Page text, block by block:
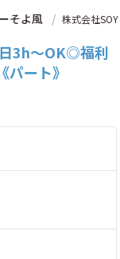
そよ風
株式会社SOY
日3h～OK◎福利
ート》